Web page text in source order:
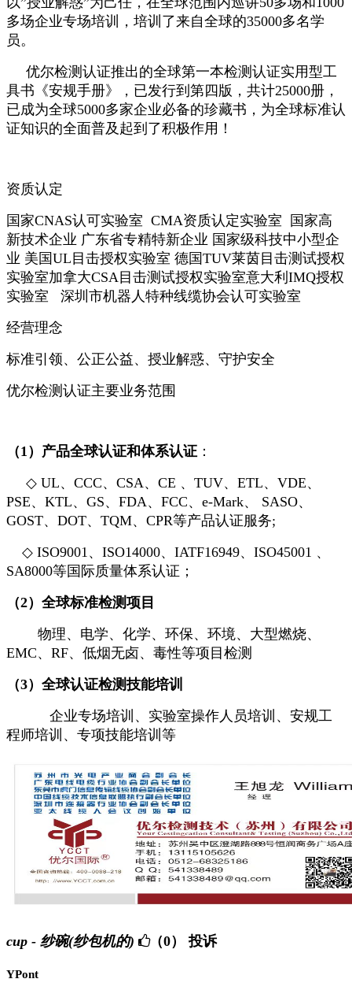
多场企业专场培训，培训了来自全球的35000多名学
员。
优尔检测认证推出的全球第一本检测认证实用型工
具书《安规手册》，已发行到第四版，共计25000册，
已成为全球5000多家企业必备的珍藏书，为全球标准认
证知识的全面普及起到了积极作用！
资质认定
国家CNAS认可实验室 CMA资质认定实验室 国家高
新技术企业 广东省专精特新企业 国家级科技中小型企
业 美国UL目击授权实验室 德国TUV莱茵目击测试授权
实验室加拿大CSA目击测试授权实验室意大利IMQ授权
实验室 深圳市机器人特种线缆协会认可实验室
经营理念
标准引领、公正公益、授业解惑、守护安全
优尔检测认证主要业务范围
（1） 产品全球认证和体系认证 ：
◇ UL、CCC、CSA、CE 、TUV、ETL、VDE、
PSE、KTL、GS、FDA、FCC、e-Mark、 SASO、
GOST、DOT、TQM、CPR等产品认证服务;
◇ ISO9001、ISO14000、IATF16949、ISO45001 、
SA8000等国际质量体系认证；
（2） 全球标准检测项目
物理、电学、化学、环保、环境、大型燃烧、
EMC、RF、低烟无卤、毒性等项目检测
（3） 全球认证检测技能培训
企业专场培训、实验室操作人员培训、安规工
程师培训、专项技能培训等
cup - 纱碗(纱包机的) （0） 投诉
YPont